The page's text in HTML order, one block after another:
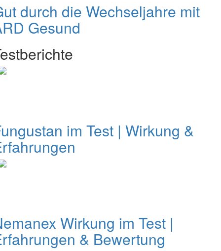
durch die Wechseljahre mit
Gesund
im Test | Wirkung &
Wirkung im Test |
& Bewertung